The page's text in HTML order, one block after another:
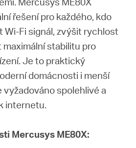
řešení pro každého, kdo
Wi-Fi signál, zvýšit rychlost
maximální stabilitu pro
Je to praktický
domácnosti i menší
vyžadováno spolehlivé a
internetu.
Mercusys ME80X: